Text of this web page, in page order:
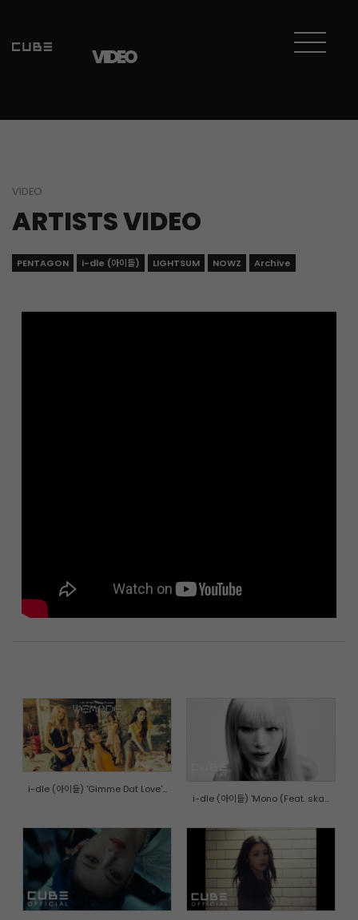
VIDEO
VIDEO
ARTISTS VIDEO
PENTAGON i-dle (아이들) LIGHTSUM NOWZ Archive
i-dle (아이들) 'Gimme Dat Love'...
i-dle (아이들) 'Mono (Feat. ska...